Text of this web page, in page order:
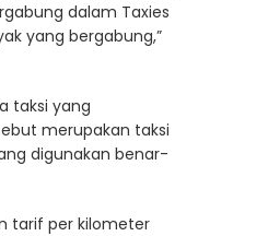
dalam Taxies
yang bergabung,”
taksi yang
merupakan taksi
digunakan benar-
tarif per kilometer